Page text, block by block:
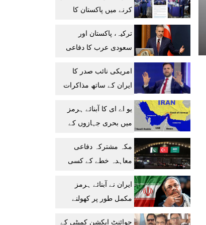
کرنے میں پاکستان کا
رہا:ساؤتھ ایشین وائسز
ترکیہ، پاکستان اور
سعودی عرب کا دفاعی
جیسا ہے، حاقان فیدان
امریکی نائب صدر کا
ایران کے ساتھ مذاکرات
یو اے ای کا آبنائے ہرمز
میں بحری جہازوں کے
اظہار
مکہ مشترکہ دفاعی
معاہدہ خطے کے کسی
سعودی عہدیدار
ایران نے آبنائے ہرمز
مکمل طور پر کھولنے
جوائنٹ ایکشن کمیٹی کے